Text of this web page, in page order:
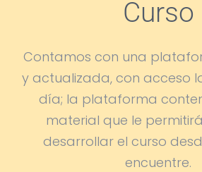
Curso
Contamos con una
y actualizada, con acceso
día; la plataforma
material que le
desarrollar el curso
encuentre.